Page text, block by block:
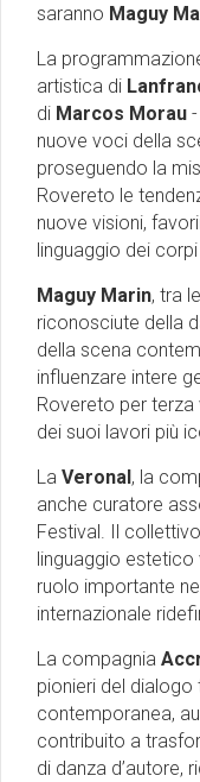
saranno Maguy
La
artistica di
di Marcos Morau
nuove voci della
proseguendo la
Rovereto le
nuove visioni,
linguaggio dei
Maguy Marin, tra
riconosciute della
della scena
influenzare intere
Rovereto per
dei suoi lavori più
La Veronal, la
anche curatore
Festival. Il
linguaggio estetico
ruolo importante
internazionale
La compagnia
pionieri del dialogo
contemporanea,
contribuito a
di danza d’autore,